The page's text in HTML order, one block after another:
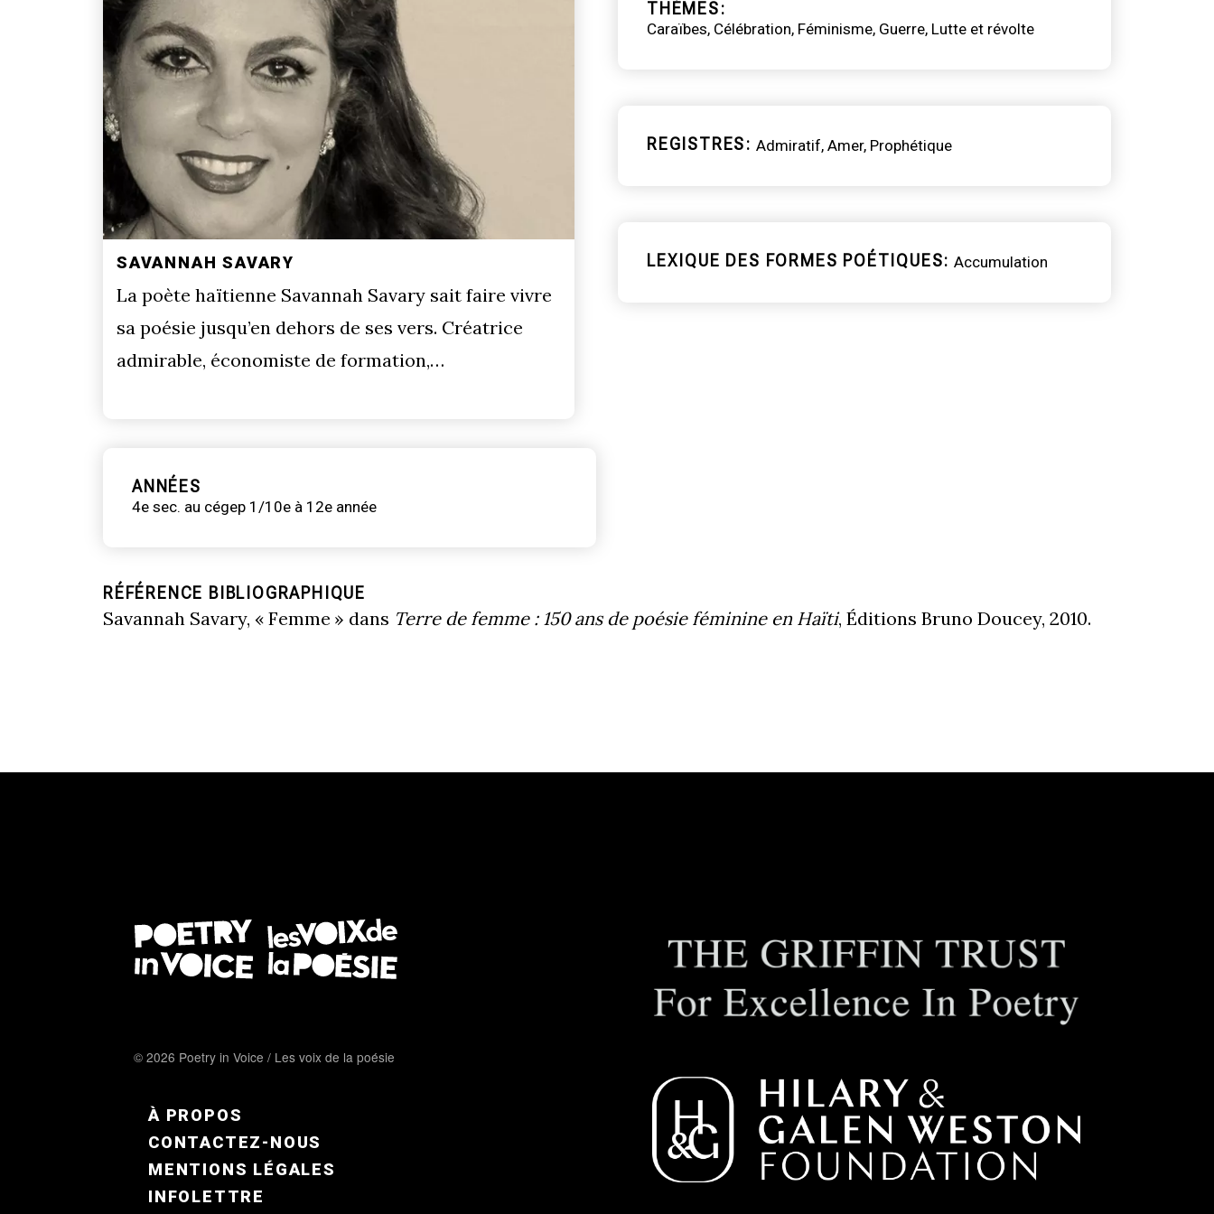
SAVANNAH SAVARY
La poète haïtienne Savannah Savary sait faire vivre
sa poésie jusqu’en dehors de ses vers. Créatrice
admirable, économiste de formation,…
ANNÉES
4e sec. au cégep 1/10e à 12e année
THÈMES
Caraïbes Célébration Féminisme Guerre Lutte et révolte
REGISTRES Admiratif Amer Prophétique
LEXIQUE DES FORMES POÉTIQUES Accumulation
RÉFÉRENCE BIBLIOGRAPHIQUE
Savannah Savary, « Femme » dans Terre de femme : 150 ans de poésie féminine en Haïti, Éditions Bruno Doucey, 2010.
© 2026 Poetry in Voice / Les voix de la poésie
FOOTER MENU FR
À PROPOS
CONTACTEZ-NOUS
MENTIONS LÉGALES
INFOLETTRE